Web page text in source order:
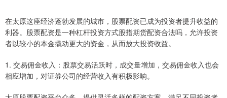
在太原这座经济蓬勃发展的城市，股票配资已成为投资者提升收益的
利器。股票配资是一种杠杆投资方式股指期货配资合法吗，允许投资
者以较小的本金撬动更大的资金，从而放大投资收益。
1. 交易佣金收入：股票交易活跃时，成交量增加，交易佣金收入也会
相应增加，对证券公司的经营收入有积极影响。